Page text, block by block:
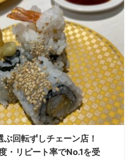
ぶ回転ずしチェーン店！
・リピート率でNo.1を受